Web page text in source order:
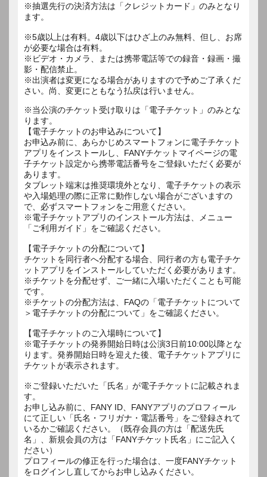
※抽選先行の決済方法は「クレジットカード」のみとなり
ます。
※5歳以上は有料。4歳以下はひざ上のみ無料、但し、お席
が必要な場合は有料。
※ビデオ・カメラ、または携帯電話等での録音・録画・撮
影・配信禁止。
※出演者は変更になる場合がありますので予めご了承くだ
さい。尚、変更にともなう払戻は行いません。
※当公演のチケット受け取りは「電子チケット」のみとな
ります。
【電子チケットのお申込みについて】
お申込み前に、あらかじめスマートフォンに電子チケット
アプリをインストールし、FANYチケットマイページの電
子チケット設定から携帯電話番号をご登録いただく必要が
あります。
タブレット端末は推奨環境外となり、電子チケットの表示
や入場処理の際に正常に動作しない場合がございますの
で、必ずスマートフォンをご用意ください。
※電子チケットアプリのインストール方法は、メニュー
「ご利用ガイド」をご確認ください。
【電子チケットの分配について】
チケットを同行者へ分配する場合、同行者の方も電子チケ
ットアプリをインストールしていただく必要があります。
※チケットを分配せず、ご一緒に入場いただくことも可能
です。
※チケットの分配方法は、FAQの「電子チケットについて
＞電子チケットの分配について」をご確認ください。
【電子チケットのご入場時について】
※電子チケットの発券開始日時は公演3日前10:00以降とな
ります。発券開始日時を迎えた後、電子チケットアプリに
チケットが表示されます。
※ご登録いただいた「氏名」が電子チケットに記載されま
す。
お申し込み前に、FANY ID、FANYアプリのプロフィール
にて正しい「氏名・フリガナ・電話番号」をご登録されて
いるかご確認ください。（既存会員の方は「配送先氏
名」、新規会員の方は「FANYチケット氏名」にご記入く
ださい）
プロフィールの修正を行った場合は、一度FANYチケット
をログインし直してからお申し込みください。